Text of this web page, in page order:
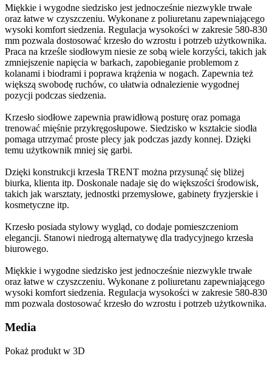
Miękkie i wygodne siedzisko jest jednocześnie niezwykle trwałe
oraz łatwe w czyszczeniu. Wykonane z poliuretanu zapewniającego
wysoki komfort siedzenia. Regulacja wysokości w zakresie 580-830
mm pozwala dostosować krzesło do wzrostu i potrzeb użytkownika.
Praca na krześle siodłowym niesie ze sobą wiele korzyści, takich jak
zmniejszenie napięcia w barkach, zapobieganie problemom z
kolanami i biodrami i poprawa krążenia w nogach. Zapewnia też
większą swobodę ruchów, co ułatwia odnalezienie wygodnej
pozycji podczas siedzenia.
Krzesło siodłowe zapewnia prawidłową posturę oraz pomaga
trenować mięśnie przykręgosłupowe. Siedzisko w kształcie siodła
pomaga utrzymać proste plecy jak podczas jazdy konnej. Dzięki
temu użytkownik mniej się garbi.
Dzięki konstrukcji krzesła TRENT można przysunąć się bliżej
biurka, klienta itp. Doskonale nadaje się do większości środowisk,
takich jak warsztaty, jednostki przemysłowe, gabinety fryzjerskie i
kosmetyczne itp.
Krzesło posiada stylowy wygląd, co dodaje pomieszczeniom
elegancji. Stanowi niedrogą alternatywę dla tradycyjnego krzesła
biurowego.
Miękkie i wygodne siedzisko jest jednocześnie niezwykle trwałe
oraz łatwe w czyszczeniu. Wykonane z poliuretanu zapewniającego
wysoki komfort siedzenia. Regulacja wysokości w zakresie 580-830
mm pozwala dostosować krzesło do wzrostu i potrzeb użytkownika.
Media
Pokaż produkt w 3D